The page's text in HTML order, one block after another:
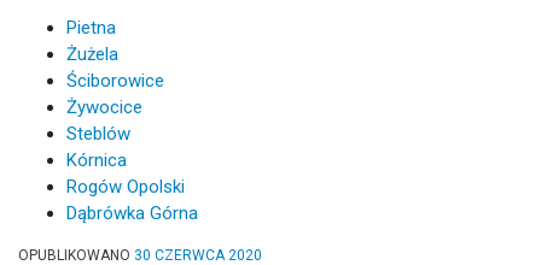
Pietna
Żużela
Ściborowice
Żywocice
Steblów
Kórnica
Rogów Opolski
Dąbrówka Górna
OPUBLIKOWANO 30 CZERWCA 2020